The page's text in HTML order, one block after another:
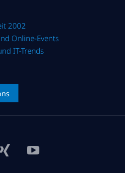
2002
Online-Events
IT-Trends